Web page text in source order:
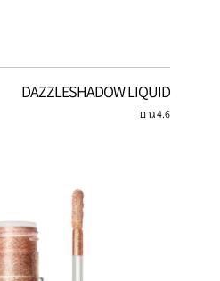
DAZZLESHADOW LIQUID
4.6 גרם